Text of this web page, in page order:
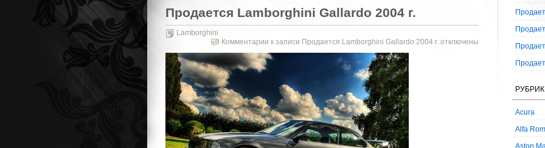
Продается Lamborghini Gallardo 2004 г.
Lamborghini
Комментарии к записи Продается Lamborghini Gallardo 2004 г. отключены
Acura
Alfa
Aston